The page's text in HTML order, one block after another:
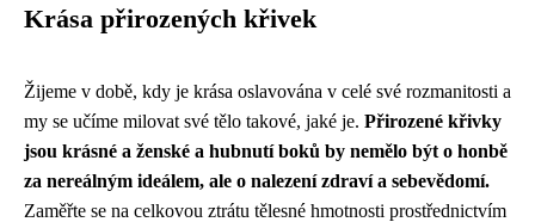
Krása přirozených křivek
Žijeme v době, kdy je krása oslavována v celé své rozmanitosti a
my se učíme milovat své tělo takové, jaké je. Přirozené křivky
jsou krásné a ženské a hubnutí boků by nemělo být o honbě
za nereálným ideálem, ale o nalezení zdraví a sebevědomí.
Zaměřte se na celkovou ztrátu tělesné hmotnosti prostřednictvím